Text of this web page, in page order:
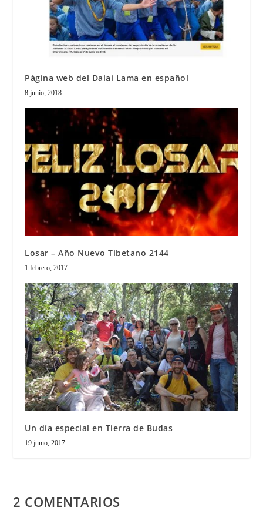
Página web del Dalai Lama en español
8 junio, 2018
Losar – Año Nuevo Tibetano 2144
1 febrero, 2017
Un día especial en Tierra de Budas
19 junio, 2017
2 COMENTARIOS